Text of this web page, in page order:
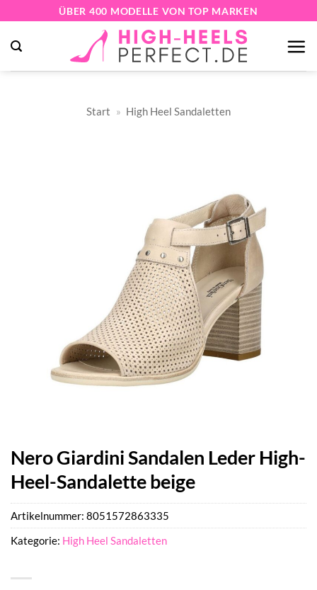
springen
ÜBER 400 MODELLE VON TOP MARKEN
Start » High Heel Sandaletten
Nero Giardini Sandalen Leder High-
Heel-Sandalette beige
Artikelnummer: 8051572863335
Kategorie: High Heel Sandaletten